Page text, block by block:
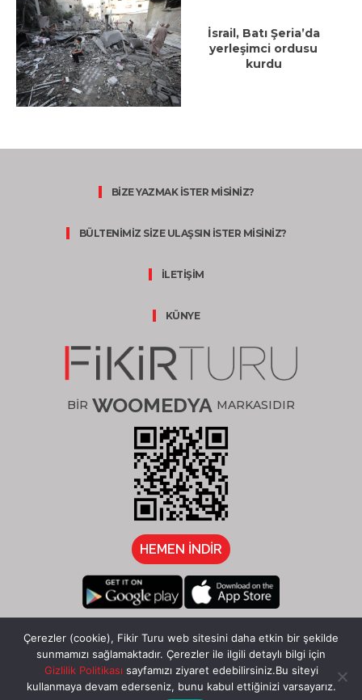
İsrail, Batı Şeria’da
yerleşimci ordusu
kurdu
BİZE YAZMAK İSTER MİSİNİZ?
BÜLTENİMİZ SİZE ULAŞSIN İSTER MİSİNİZ?
İLETİŞİM
KÜNYE
BİR WOOMEDYA MARKASIDIR
HEMEN İNDİR
Çerezler (cookie), Fikir Turu web sitesini daha etkin bir şekilde
sunmamızı sağlamaktadır. Çerezler ile ilgili detaylı bilgi için
Gizlilik Politikası sayfamızı ziyaret edebilirsiniz.Bu siteyi
kullanmaya devam ederseniz, bunu kabul ettiğinizi varsayarız.